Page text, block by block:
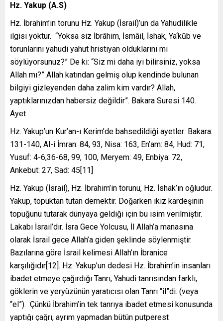
Hz. Yakup (A.S)
Hz. İbrahim’in torunu Hz. Yakup (İsrail)’un da Yahudilikle
ilgisi yoktur. “Yoksa siz İbrâhim, İsmâil, İshak, Ya‘kūb ve
torunlarını yahudi yahut hristiyan olduklarını mı
söylüyorsunuz?” De ki: “Siz mi daha iyi bilirsiniz, yoksa
Allah mı?” Allah katından gelmiş olup kendinde bulunan
bilgiyi gizleyenden daha zalim kim vardır? Allah,
yaptıklarınızdan habersiz değildir”. Bakara Suresi 140.
Ayet
Hz. Yakup’un Kur’an-ı Kerim’de bahsedildiği ayetler: Bakara:
131-140, Al-i İmran: 84, 93, Nisa: 163, En’am: 84, Hud: 71,
Yusuf: 4-6,36-68, 99, 100, Meryem: 49, Enbiya: 72,
Ankebut: 27, Sad: 45[11]
Hz. Yakup (İsrail), Hz. İbrahim’in torunu, Hz. İshak’ın oğludur.
Yakup, topuktan tutan demektir. Doğarken ikiz kardeşinin
topuğunu tutarak dünyaya geldiği için bu isim verilmiştir.
Lakabı İsrail’dir. İsra Gece Yolcusu, İl Allah’a manasına
olarak İsrail gece Allah’a giden şeklinde söylenmiştir.
Bazılarına göre İsrail kelimesi Allah’ın İbranice
karşılığıdır[12]. Hz. Yakup’un dedesi Hz. İbrahim’in insanları
ibadet etmeye çağırdığı Tanrı, Yahudi tanrısından farklı,
göklerin ve yeryüzünün yaratıcısı olan Tanrı “il”di. (veya
“el”). Çünkü İbrahim’in tek tanrıya ibadet etmesi konusunda
yaptığı çağrı, ayrım yapmadan bütün putperest